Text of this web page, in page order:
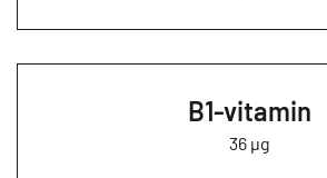
B1-vitamin
36 µg